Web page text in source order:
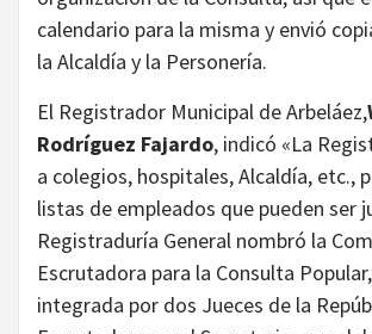
calendario para la misma y envió
la Alcaldía y la Personería.
El Registrador Municipal de Arbeláez,
Rodríguez Fajardo, indicó «La
a colegios, hospitales, Alcaldía, etc.,
listas de empleados que pueden ser
Registraduría General nombró la
Escrutadora para la Consulta
integrada por dos Jueces de la